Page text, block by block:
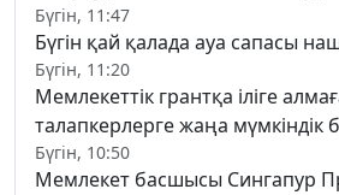
Бүгін, 11:47
Бүгін қай қалада ауа сапасы
Бүгін, 11:20
Мемлекеттік грантқа іліге
талапкерлерге жаңа мүмкіндік
Бүгін, 10:50
Мемлекет басшысы Сингапур